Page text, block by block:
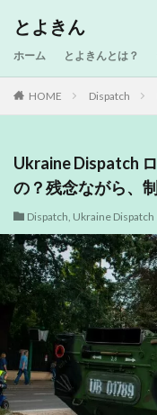
とよきん
ホーム とよきんとは？
HOME Dispatch
Ukraine Dispatch
の？残念ながら、
Dispatch, Ukraine Dispatch